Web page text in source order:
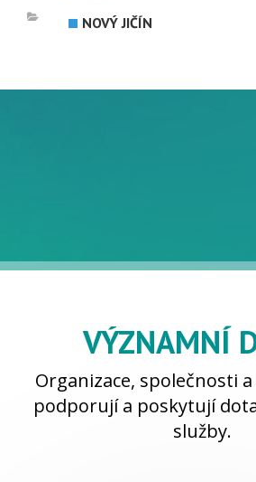
NOVÝ JIČÍN
VÝZNAMNÍ
Organizace, společnosti
podporují a poskytují
služby.